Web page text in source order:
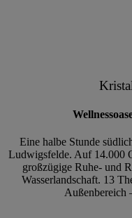
Eine halbe Stunde
Ludwigsfelde. Auf 14.000
großzügige Ruhe- und
Wasserlandschaft. 13
Außenbereich